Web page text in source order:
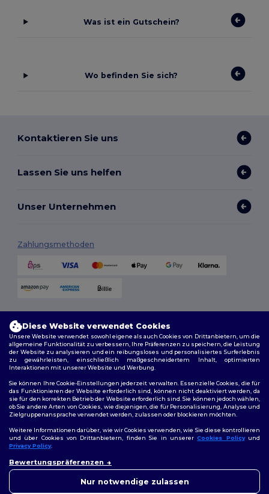
Was ist ein Gutschein?
Wo befinden Sie sich?
Kontaktieren Sie uns
Lassen Sie uns helfen
Unser Unternehmen
Zahlungsmethoden
Allgemeine Geschäftsbedingungen
Datenschutzbestimmungen|Cookie-Richtlinie|Site Map
Folge uns
Diese Website verwendet Cookies
Unsere Website verwendet sowohl eigene als auch Cookies von Drittanbietern, um die
allgemeine Funktionalität zu verbessern, Ihre Präferenzen zu speichern, die Leistung
der Website zu analysieren und ein reibungsloses und personalisiertes Surferlebnis
zu gewährleisten, einschließlich maßgeschneidertem Inhalt, optimierten
Interaktionen mit unserer Website und Werbung.
Sie können Ihre Cookie-Einstellungen jederzeit verwalten. Essenzielle Cookies, die für
das Funktionieren der Website erforderlich sind, können nicht deaktiviert werden, da
sie für den korrekten Betrieb der Website erforderlich sind. Sie können jedoch wählen,
ob Sie andere Arten von Cookies, wie diejenigen, die für Personalisierung, Analyse und
Zielgruppenansprache verwendet werden, zulassen oder blockieren möchten.
Weitere Informationen darüber, wie wir Cookies verwenden, wie Sie diese kontrollieren
und über Cookies von Drittanbietern, finden Sie in unsererCookies Policyund
Privacy Policy.
Bewertungspräferenzen
Nur notwendige zulassen
uns jederzeit kontaktieren.